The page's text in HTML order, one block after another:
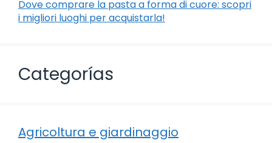
Dove comprare la pasta a forma di cuore: scopri
i migliori luoghi per acquistarla!
Categorías
Agricoltura e giardinaggio